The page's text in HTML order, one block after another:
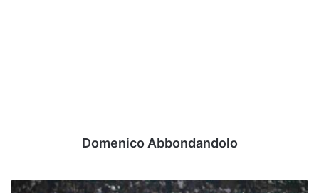
Domenico Abbondandolo
Avellino: